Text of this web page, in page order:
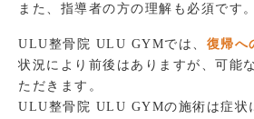
また、指導者の方の理解も必須です。
ULU整骨院 ULU GYMでは、 復帰へ
状況により前後はありますが、可能
ただきます。
ULU整骨院 ULU GYMの施術は症状